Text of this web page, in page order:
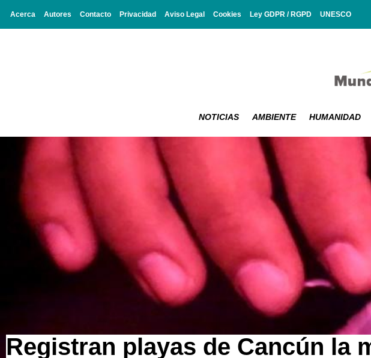
Acerca Autores Contacto Privacidad Aviso Legal Cookies Ley GDPR / RGPD UNESCO
NOTICIAS AMBIENTE HUMANIDAD
Registran playas de Cancún la